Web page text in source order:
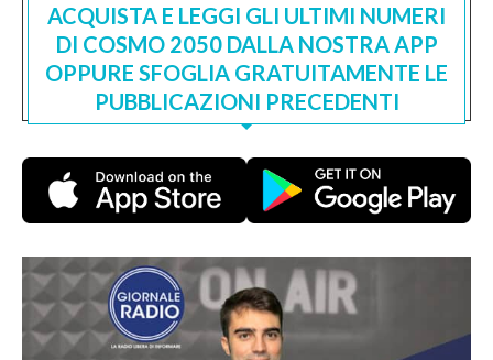
ACQUISTA E LEGGI GLI ULTIMI NUMERI
DI COSMO 2050 DALLA NOSTRA APP
OPPURE SFOGLIA GRATUITAMENTE LE
PUBBLICAZIONI PRECEDENTI